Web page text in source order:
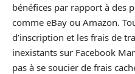
bénéfices par rapport à des
comme eBay ou Amazon.
d’inscription et les frais de
inexistants sur Facebook
pas à se soucier de frais